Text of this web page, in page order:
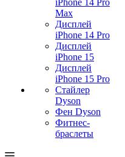
iPhone 14 Pro
Max
Дисплей
iPhone 14 Pro
Дисплей
iPhone 15
Дисплей
iPhone 15 Pro
Стайлер
Dyson
Фен Dyson
Фитнес-
браслеты